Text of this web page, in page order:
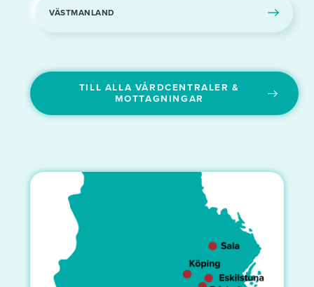
VÄSTMANLAND
TILL ALLA VÅRDCENTRALER &
MOTTAGNINGAR